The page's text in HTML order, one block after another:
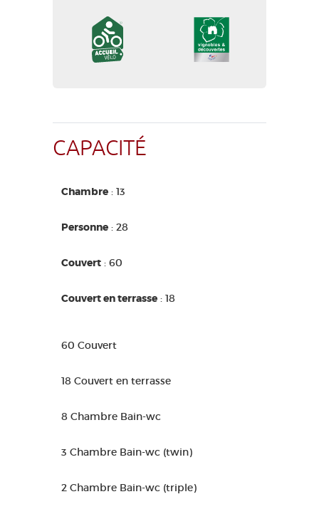
CAPACITÉ
Chambre : 13
Personne : 28
Couvert : 60
Couvert en terrasse : 18
60 Couvert
18 Couvert en terrasse
8 Chambre Bain-wc
3 Chambre Bain-wc (twin)
2 Chambre Bain-wc (triple)